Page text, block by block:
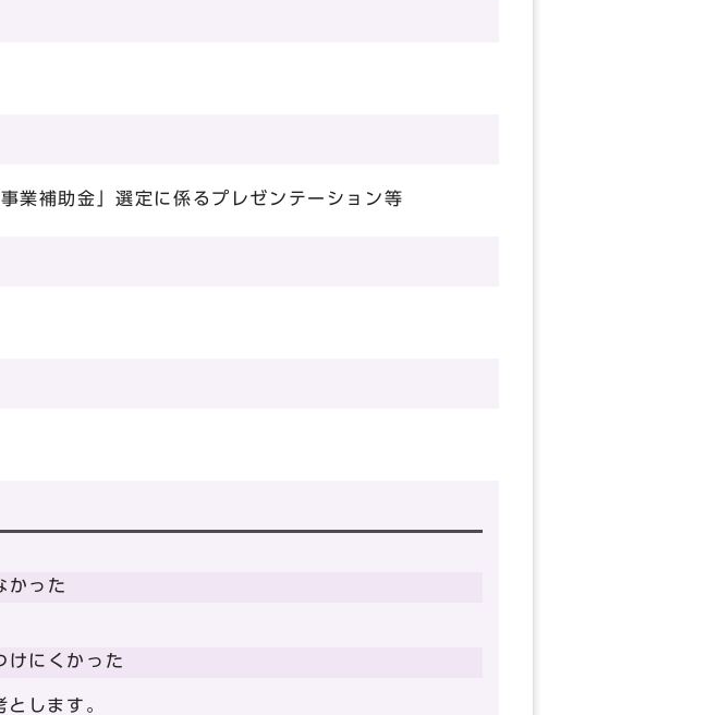
業補助金」選定に係るプレゼンテーション等
かった
けにくかった
します。